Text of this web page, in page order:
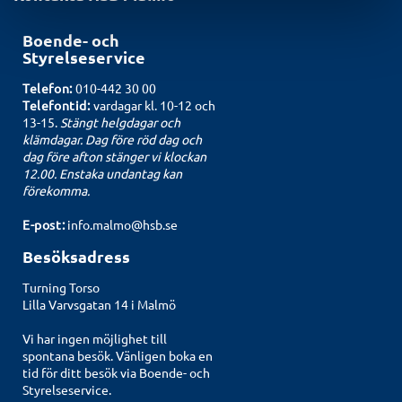
Boende- och
Styrelseservice
Telefon:010-442 30 00
Telefontid:vardagar kl. 10-12 och
13-15. Stängt helgdagar och
klämdagar. Dag före röd dag och
dag före afton stänger vi klockan
12.00. Enstaka undantag kan
förekomma.
E-post: info.malmo@hsb.se
Besöksadress
Turning Torso
Lilla Varvsgatan 14 i Malmö
Vi har ingen möjlighet till
spontana besök. Vänligen boka en
tid för ditt besök via Boende- och
Styrelseservice.